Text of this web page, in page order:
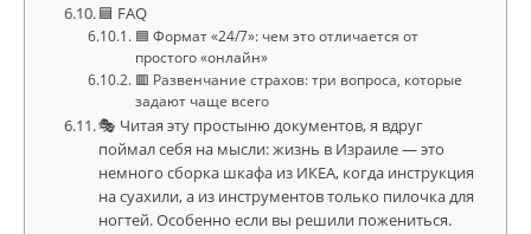
🟦 FAQ
🟦 Формат «24/7»: чем это отличается от
простого «онлайн»
🟥 Развенчание страхов: три вопроса, которые
задают чаще всего
🎭 Читая эту простыню документов, я вдруг
поймал себя на мысли: жизнь в Израиле — это
немного сборка шкафа из ИКЕА, когда инструкция
на суахили, а из инструментов только пилочка для
ногтей. Особенно если вы решили пожениться.